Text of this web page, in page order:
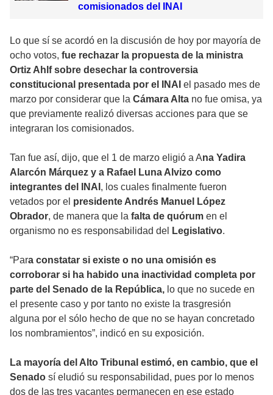
comisionados del INAI
Lo que sí se acordó en la discusión de hoy por mayoría de
ocho votos, fue rechazar la propuesta de la ministra
Ortiz Ahlf sobre desechar la controversia
constitucional presentada por el INAI el pasado mes de
marzo por considerar que la Cámara Alta no fue omisa, ya
que previamente realizó diversas acciones para que se
integraran los comisionados.
Tan fue así, dijo, que el 1 de marzo eligió a Ana Yadira
Alarcón Márquez y a Rafael Luna Alvizo como
integrantes del INAI , los cuales finalmente fueron
vetados por el presidente Andrés Manuel López
Obrador, de manera que la falta de quórum en el
organismo no es responsabilidad del
Legislativo.
“Para constatar si existe o no una omisión es
corroborar si ha habido una inactividad completa por
parte del Senado de la República, lo que no sucede en
el presente caso y por tanto no existe la trasgresión
alguna por el sólo hecho de que no se hayan concretado
los nombramientos”, indicó en su exposición.
La mayoría del Alto Tribunal estimó, en cambio, que el
Senado sí eludió su responsabilidad, pues por lo menos
dos de las tres vacantes permanecen en ese estado